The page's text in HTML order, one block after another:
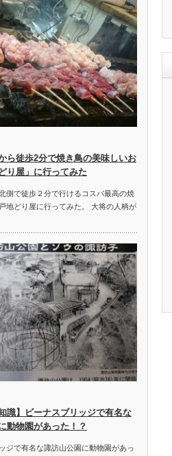
ら徒歩2分で焼き鳥の美味しいお
り屋」に行ってみた
側で徒歩２分で行けるコスパ最高の焼
地どり屋に行ってみた。 大将の人柄が
識】ビーナスブリッジで有名な
動物園があった！？
ジで有名な諏訪山公園に動物園があっ